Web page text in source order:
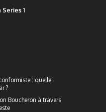
1
: quelle
?
Boucheron à travers